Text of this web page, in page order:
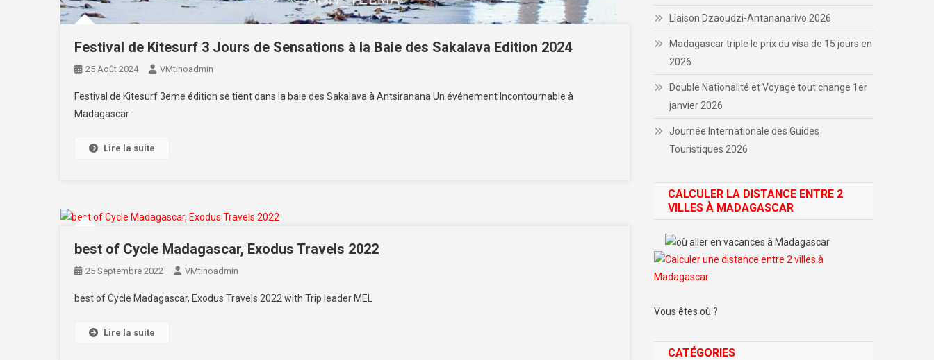
Festival de Kitesurf 3 Jours de Sensations à la Baie des Sakalava Edition 2024
25 Août 2024 VMtinoadmin
Festival de Kitesurf 3eme édition se tient dans la baie des Sakalava à Antsiranana Un événement Incontournable à
Madagascar
Lire la suite
best of Cycle Madagascar, Exodus Travels 2022
25 Septembre 2022 VMtinoadmin
best of Cycle Madagascar, Exodus Travels 2022 with Trip leader MEL
Lire la suite
Liaison Dzaoudzi-Antananarivo 2026
Madagascar triple le prix du visa de 15 jours en
2026
Double Nationalité et Voyage tout change 1er
janvier 2026
Journée Internationale des Guides
Touristiques 2026
CALCULER LA DISTANCE ENTRE 2
VILLES À MADAGASCAR
Vous êtes où ?
CATÉGORIES